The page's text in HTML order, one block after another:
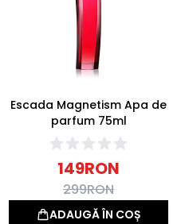
Escada Magnetism Apa de
parfum 75ml
149RON
299RON
ADAUGĂ ÎN COȘ